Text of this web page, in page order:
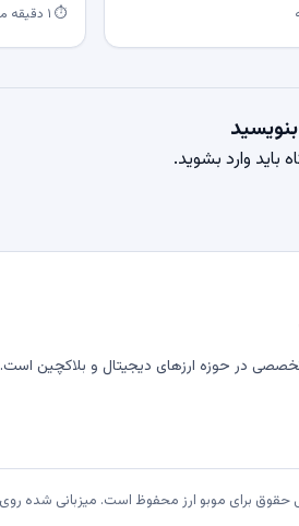
⏱ ۱ دقیقه مطالعه
باید وارد بشوید.
تخصصی در حوزه ارزهای دیجیتال و بلاکچین است.